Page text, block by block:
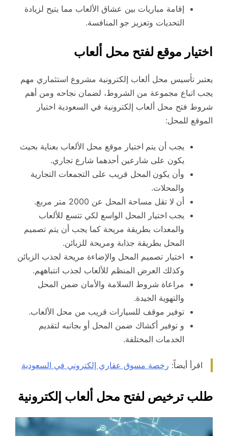
إقامة مباريات بين عشاق الألعاب مما يتيح لزيادة
التحديات وتعزيز جو المنافسة.
اختيار موقع لفتح محل ألعاب
يعتبر تأسيس محل ألعاب إلكترونية مشروع استثماري مهم
يجب اتباع مجموعة من الشروط، لضمان نجاحه ومن أهم
شروط فتح محل ألعاب إلكترونية في السعودية اختيار
الموقع للمحل:
يجب أن يتم اختيار موقع محل الألعاب بعناية بحيث
يكون على شارعين أحدهما شارع تجاري.
وأن يكون المحل قريب على التجمعات التجارية
والمحلات.
أن لا تقل مساحة المحل عن 2000 متر مربع.
يجب اختيار المحل الواسع لكي تتسع للألعاب
والمعدات بطريقة مريحة كما يجب أن يتم تصميم
المحل بطريقة جذابة ومريحة للزبائن.
اختيار تصميم المحل والإضاءة مريحة لجذب الزبائن
وكذلك العرض المنظم للألعاب لجذب انتباههم.
مراعاة شروط السلامة والأمان ضمن المحل
والتهوية الجيدة.
توفير موقف للسيارات قريب من محل الألعاب.
و توفير أكشاك ضمن المحل أو بجانبه لتقديم
الخدمات المختلفة.
اقرأ أيضاً: رخصة مسوق عقاري إلكتروني في السعودية
طلب ترخيص لفتح محل ألعاب إلكترونية